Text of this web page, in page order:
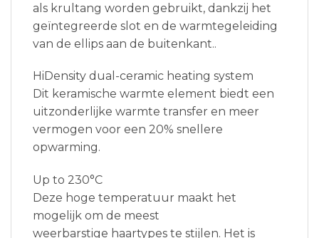
als krultang worden gebruikt, dankzij het
geïntegreerde slot en de warmtegeleiding
van de ellips aan de buitenkant..
HiDensity dual-ceramic heating system
Dit keramische warmte element biedt een
uitzonderlijke warmte transfer en meer
vermogen voor een 20% snellere
opwarming.
Up to 230°C
Deze hoge temperatuur maakt het
mogelijk om de meest
weerbarstige haartypes te stijlen. Het is